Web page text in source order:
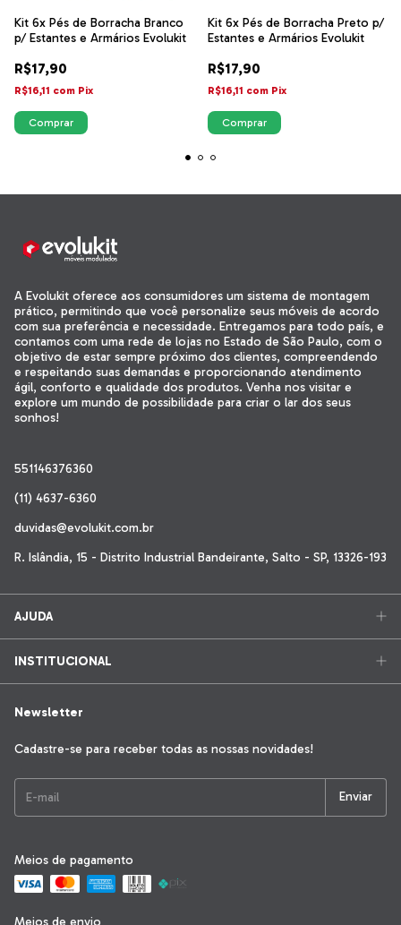
Kit 6x Pés de Borracha Branco
p/ Estantes e Armários Evolukit
R$17,90
R$16,11 com Pix
Kit 6x Pés de Borracha Preto p/
Estantes e Armários Evolukit
R$17,90
R$16,11 com Pix
A Evolukit oferece aos consumidores um sistema de montagem
prático, permitindo que você personalize seus móveis de acordo
com sua preferência e necessidade. Entregamos para todo país, e
contamos com uma rede de lojas no Estado de São Paulo, com o
objetivo de estar sempre próximo dos clientes, compreendendo
e respeitando suas demandas e proporcionando atendimento
ágil, conforto e qualidade dos produtos. Venha nos visitar e
explore um mundo de possibilidade para criar o lar dos seus
sonhos!
551146376360
(11) 4637-6360
duvidas@evolukit.com.br
R. Islândia, 15 - Distrito Industrial Bandeirante, Salto - SP, 13326-193
AJUDA
INSTITUCIONAL
Newsletter
Cadastre-se para receber todas as nossas novidades!
Meios de pagamento
Meios de envio